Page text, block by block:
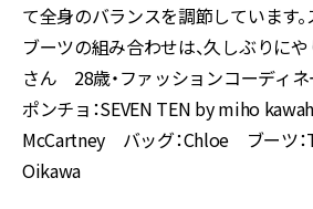
て全身のバランスを調節しています
ブーツの組み合わせは、久しぶりにや
さん 28歳・ファッションコーディ
ポンチョ：SEVEN TEN by miho
McCartney バッグ：Chloe ブーツ：
Oikawa